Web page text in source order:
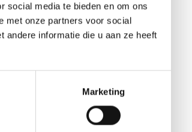
social media te bieden en om ons
met onze partners voor social
andere informatie die u aan ze heeft
Marketing